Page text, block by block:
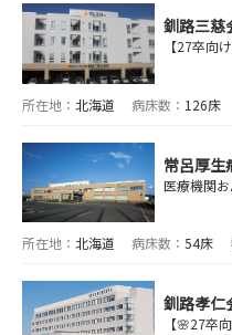
釧路三慈
所在地： 北海道 病床数： 126床
常呂厚生
所在地： 北海道 病床数： 54床
釧路孝仁